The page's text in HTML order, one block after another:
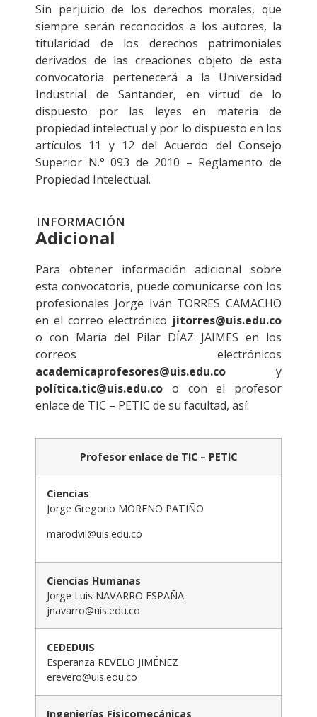
Sin perjuicio de los derechos morales, que
siempre serán reconocidos a los autores, la
titularidad de los derechos patrimoniales
derivados de las creaciones objeto de esta
convocatoria pertenecerá a la Universidad
Industrial de Santander, en virtud de lo
dispuesto por las leyes en materia de
propiedad intelectual y por lo dispuesto en los
artículos 11 y 12 del Acuerdo del Consejo
Superior N.° 093 de 2010 – Reglamento de
Propiedad Intelectual.
INFORMACIÓN
Adicional
Para obtener información adicional sobre
esta convocatoria, puede comunicarse con los
profesionales Jorge Iván TORRES CAMACHO
en el correo electrónico jitorres@uis.edu.co
o con María del Pilar DÍAZ JAIMES en los
correos electrónicos
academicaprofesores@uis.edu.co y
política.tic@uis.edu.co o con el profesor
enlace de TIC – PETIC de su facultad, así:
Profesor enlace de TIC – PETIC
Ciencias
Jorge Gregorio MORENO PATIÑO
marodvil@uis.edu.co
Ciencias Humanas
Jorge Luis NAVARRO ESPAÑA
jnavarro@uis.edu.co
CEDEDUIS
Esperanza REVELO JIMÉNEZ
erevero@uis.edu.co
Ingenierías Fisicomecánicas